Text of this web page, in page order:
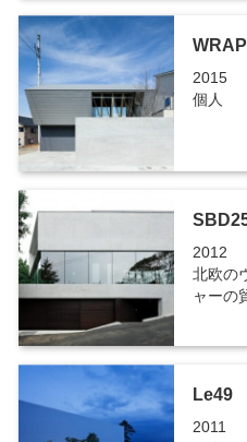
WRAP
2015
個人
2012
北欧の
ャーの
Le49
2011